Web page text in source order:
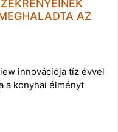
AZ
innovációja tíz évvel
a konyhai élményt